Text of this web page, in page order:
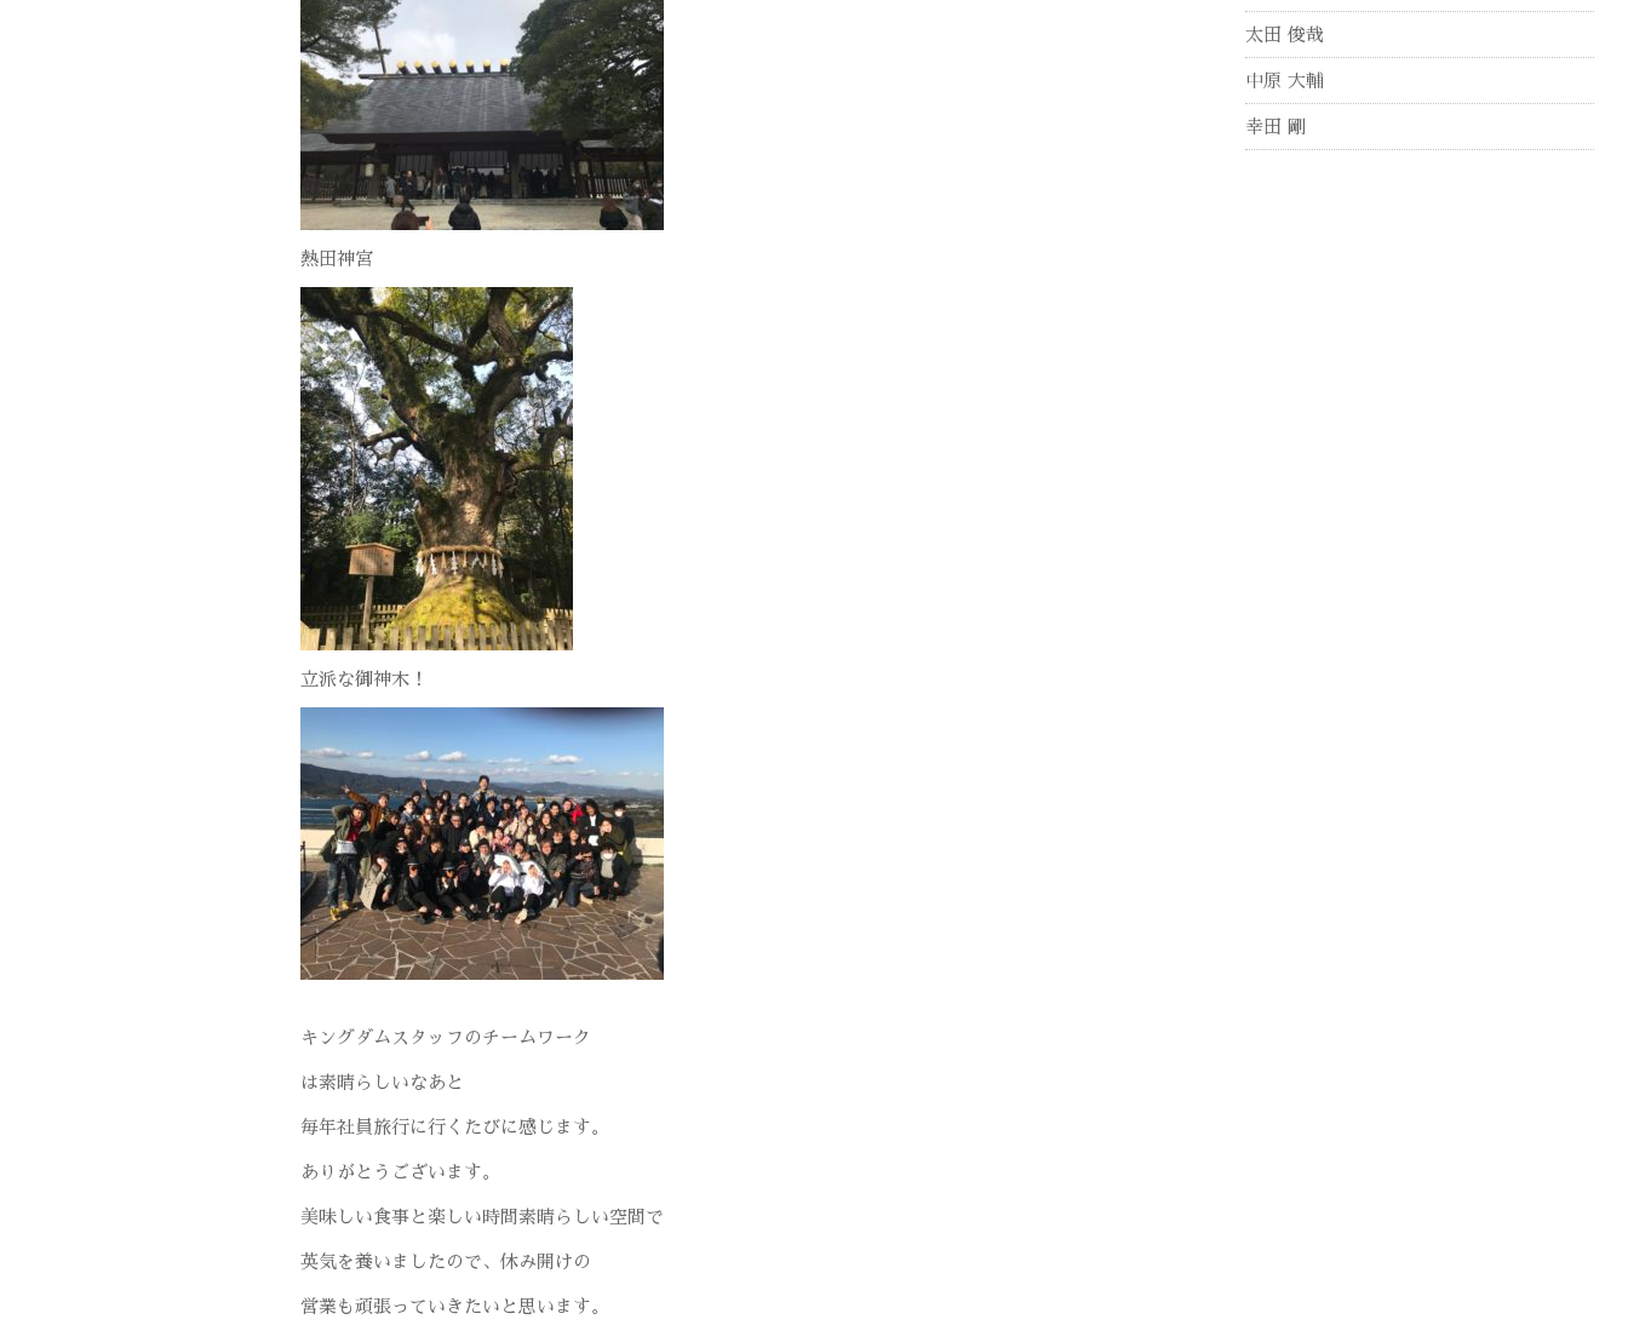
熱田神宮
立派な御神木！
キングダムスタッフのチームワーク
は素晴らしいなあと
毎年社員旅行に行くたびに感じます。
ありがとうございます。
美味しい食事と楽しい時間素晴らしい空間で
英気を養いましたので、休み開けの
営業も頑張っていきたいと思います。
太田 俊哉
中原 大輔
幸田 剛